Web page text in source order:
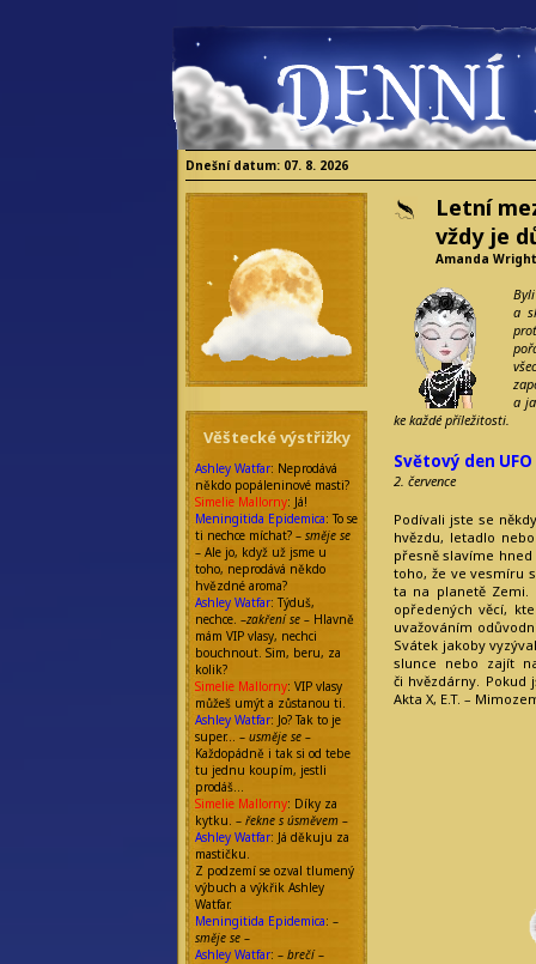
Dnešní datum: 07. 8. 2026
Věštecké výstřižky
Ashley Watfar: Neprodává
někdo popáleninové masti?
Simelie Mallorny: Já!
Meningitida Epidemica: To se
ti nechce míchat? – směje se
– Ale jo, když už jsme u
toho, neprodává někdo
hvězdné aroma?
Ashley Watfar: Týduš,
nechce. –zakření se – Hlavně
mám VIP vlasy, nechci
bouchnout. Sim, beru, za
kolik?
Simelie Mallorny: VIP vlasy
můžeš umýt a zůstanou ti.
Ashley Watfar: Jo? Tak to je
super… – usměje se –
Každopádně i tak si od tebe
tu jednu koupím, jestli
prodáš…
Simelie Mallorny: Díky za
kytku. – řekne s úsměvem –
Ashley Watfar: Já děkuju za
mastičku.
Z podzemí se ozval tlumený
výbuch a výkřik Ashley
Watfar.
Meningitida Epidemica: –
směje se –
Ashley Watfar: – brečí–
Letní
vždy je
Amanda Wright
a
a
ke každé příležitosti.
Světový den UFO
2. července
Podívali jste se
hvězdu, letadlo
přesně slavíme
toho, že ve vesmíru
ta na planetě Zemi.
opředených věcí,
uvažováním
Svátek jakoby
slunce nebo zajít
či hvězdárny. Pokud
Akta X, E.T. –